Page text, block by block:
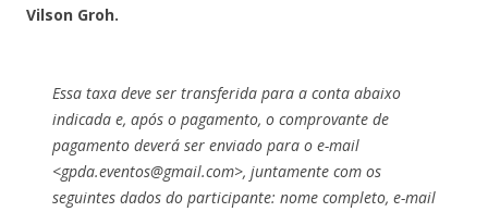
Vilson Groh.
Essa taxa deve ser transferida para a conta abaixo
indicada e, após o pagamento, o comprovante de
pagamento deverá ser enviado para o e-mail
<gpda.eventos@gmail.com>, juntamente com os
seguintes dados do participante: nome completo, e-mail